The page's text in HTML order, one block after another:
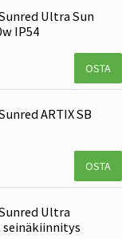
Ultra Sun
IP54
OSTA
ARTIX SB
OSTA
Ultra
seinäkiinnitys